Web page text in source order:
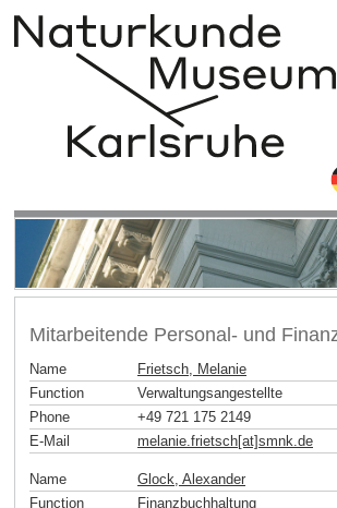
Mitarbeitende Personal- und
Name
Frietsch, Melanie
Function
Verwaltungsangestellte
Phone
+49 721 175 2149
E-Mail
melanie.frietsch[at]smnk.de
Name
Glock, Alexander
Function
Finanzbuchhaltung